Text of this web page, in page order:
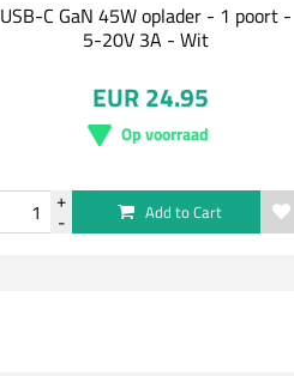
USB-C GaN 45W oplader - 1 poort -
5-20V 3A - Wit
EUR 24.95
Op voorraad
Add to Cart